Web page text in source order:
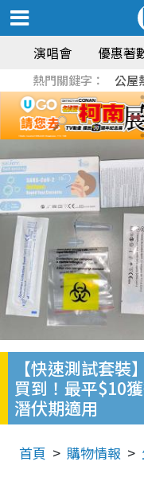
演唱會 優惠著
熱門關鍵字： 公屋
【快速測試套
買到！最平$10
潛伏期適用
首頁 購物情報